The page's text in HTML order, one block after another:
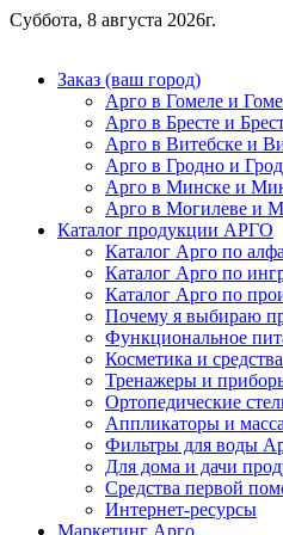
Суббота, 8 августа 2026г.
Заказ (ваш город)
Арго в Гомеле и
Арго в Бресте и
Арго в Витебске и
Арго в Гродно и
Арго в Минске и
Арго в Могилеве и
Каталог продукции АРГО
Каталог Арго по
Каталог Арго по
Каталог Арго по
Почему я выбираю
Функциональное
Косметика и
Тренажеры и
Ортопедические
Аппликаторы и
Фильтры для воды
Для дома и дачи
Средства первой
Интернет-ресурсы
Маркетинг Арго